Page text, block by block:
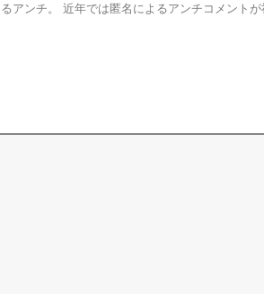
アンチ。 近年では匿名によるアンチコメント